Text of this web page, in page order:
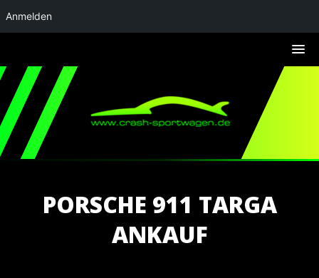
PORSCHE 911 TARGA
ANKAUF
Anmelden